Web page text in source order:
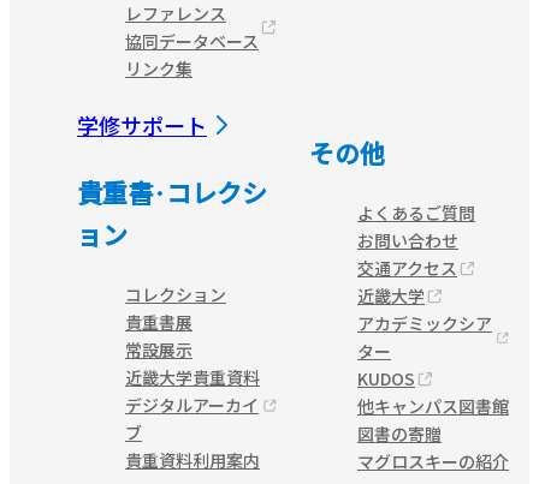
レファレンス
協同データベース
リンク集
学修サポート
貴重書·コレクシ
ョン
コレクション
貴重書展
常設展示
近畿大学貴重資料
デジタルアーカイ
ブ
貴重資料利用案内
その他
よくあるご質問
お問い合わせ
交通アクセス
近畿大学
アカデミックシア
ター
KUDOS
他キャンパス図書館
図書の寄贈
マグロスキーの紹介